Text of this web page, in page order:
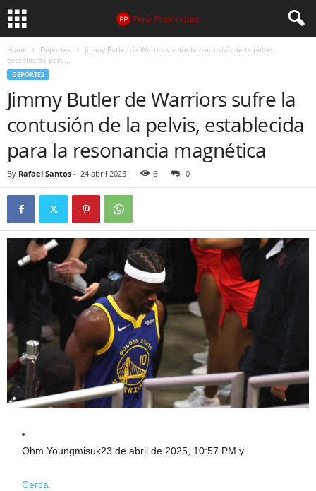
Home Deportes
Jimmy Butler de Warriors sufre la contusión de la pelvis,
establecida para...
DEPORTES
Jimmy Butler de Warriors sufre la
contusión de la pelvis, establecida
para la resonancia magnética
By Rafael Santos - 24 abril 2025 6 0
Ohm Youngmisuk23 de abril de 2025, 10:57 PM y
Cerca